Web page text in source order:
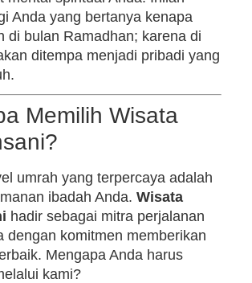
Anda yang bertanya kenapa
di bulan Ramadhan; karena di
ditempa menjadi pribadi yang
Memilih Wisata
umrah yang terpercaya adalah
ibadah Anda. Wisata
hadir sebagai mitra perjalanan
dengan komitmen memberikan
Mengapa Anda harus
kami?